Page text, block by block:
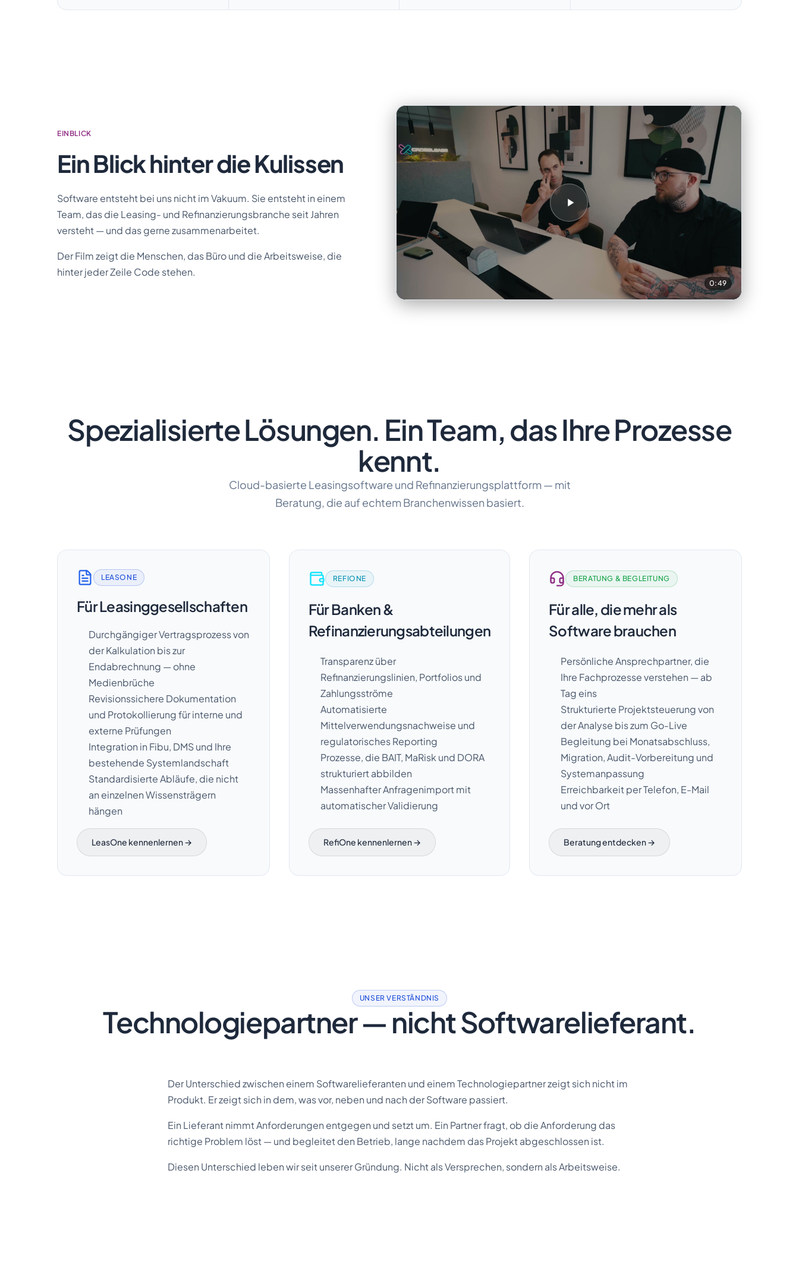
EINBLICK
Ein Blick hinter die Kulissen
Software entsteht bei uns nicht im Vakuum. Sie entsteht in einem
Team, das die Leasing- und Refinanzierungsbranche seit Jahren
versteht — und das gerne zusammenarbeitet.
Der Film zeigt die Menschen, das Büro und die Arbeitsweise, die
hinter jeder Zeile Code stehen.
0:49
Spezialisierte Lösungen. Ein Team, das Ihre Prozesse
kennt.
Cloud-basierte Leasingsoftware und Refinanzierungsplattform — mit
Beratung, die auf echtem Branchenwissen basiert.
LEASONE
Für Leasinggesellschaften
Durchgängiger Vertragsprozess von
der Kalkulation bis zur
Endabrechnung — ohne
Medienbrüche
Revisionssichere Dokumentation
und Protokollierung für interne und
externe Prüfungen
Integration in Fibu, DMS und Ihre
bestehende Systemlandschaft
Standardisierte Abläufe, die nicht
an einzelnen Wissensträgern
hängen
LeasOne kennenlernen →
REFIONE
Für Banken &
Refinanzierungsabteilungen
Transparenz über
Refinanzierungslinien, Portfolios und
Zahlungsströme
Automatisierte
Mittelverwendungsnachweise und
regulatorisches Reporting
Prozesse, die BAIT, MaRisk und DORA
strukturiert abbilden
Massenhafter Anfragenimport mit
automatischer Validierung
RefiOne kennenlernen →
BERATUNG & BEGLEITUNG
Für alle, die mehr als
Software brauchen
Persönliche Ansprechpartner, die
Ihre Fachprozesse verstehen — ab
Tag eins
Strukturierte Projektsteuerung von
der Analyse bis zum Go-Live
Begleitung bei Monatsabschluss,
Migration, Audit-Vorbereitung und
Systemanpassung
Erreichbarkeit per Telefon, E-Mail
und vor Ort
Beratung entdecken →
UNSER VERSTÄNDNIS
Technologiepartner — nicht Softwarelieferant.
Der Unterschied zwischen einem Softwarelieferanten und einem Technologiepartner zeigt sich nicht im
Produkt. Er zeigt sich in dem, was vor, neben und nach der Software passiert.
Ein Lieferant nimmt Anforderungen entgegen und setzt um. Ein Partner fragt, ob die Anforderung das
richtige Problem löst — und begleitet den Betrieb, lange nachdem das Projekt abgeschlossen ist.
Diesen Unterschied leben wir seit unserer Gründung. Nicht als Versprechen, sondern als Arbeitsweise.